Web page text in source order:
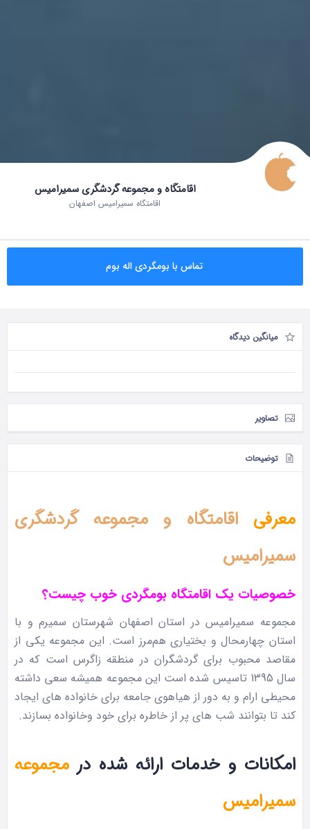
اقامتگاه و مجموعه گردشگری سمیرامیس
اقامتگاه سمیرامیس اصفهان
تماس با بومگردی اله بوم
میانگین دیدگاه
تصاویر
توضیحات
معرفیاقامتگاه و مجموعه گردشگری
سمیرامیس
خصوصیات یک اقامتگاه بومگردی خوب چیست؟
مجموعه سمیرامیس در استان اصفهان شهرستان سمیرم و با
استان چهارمحال و بختیاری هم‌مرز است. این مجموعه یکی از
مقاصد محبوب برای گردشگران در منطقه زاگرس است که در
سال 1395 تاسیس شده است این مجموعه همیشه سعی داشته
محیطی ارام و به دور از هیاهوی جامعه برای خانواده های ایجاد
کند تا بتوانند شب های پر از خاطره برای خود وخانواده بسازند.
امکانات و خدمات ارائه شده در مجموعه
سمیرامیس